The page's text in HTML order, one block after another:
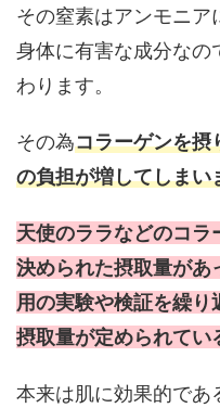
その窒素はアンモニア
身体に有害な成分なの
わります。
その為コラーゲンを摂
の負担が増してしまい
天使のララなどのコ
決められた摂取量があ
用の実験や検証を繰
摂取量が定められてい
本来は肌に効果的であ